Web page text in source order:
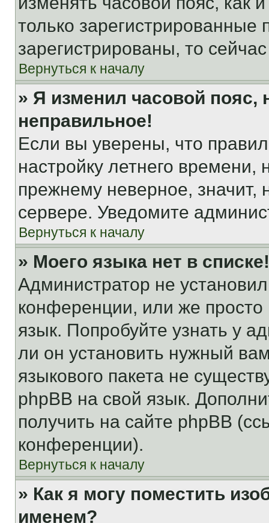
только
зарегистрированы, то
Вернуться к началу
» Я изменил часовой пояс,
неправильное!
Если вы уверены, что
настройку летнего
прежнему неверное, значит,
сервере. Уведомите
Вернуться к началу
» Моего языка нет в списке!
Администратор не
конференции, или же
язык. Попробуйте узнать у
ли он установить нужный
языкового пакета не
phpBB на свой язык.
получить на сайте phpBB
конференции).
Вернуться к началу
» Как я могу поместить
именем?